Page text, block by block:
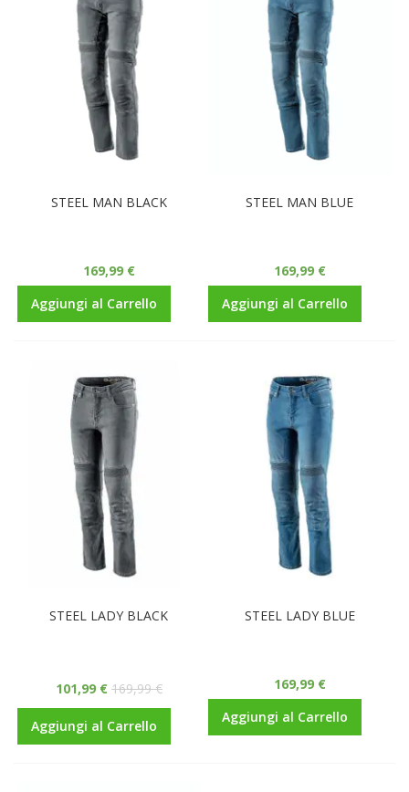
STEEL MAN BLACK
169,99 €
Aggiungi al Carrello
STEEL MAN BLUE
169,99 €
Aggiungi al Carrello
STEEL LADY BLACK
101,99 € 169,99 €
Aggiungi al Carrello
STEEL LADY BLUE
169,99 €
Aggiungi al Carrello